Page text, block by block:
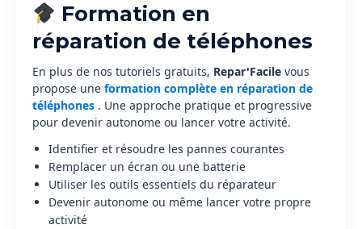
Formation en
réparation de téléphones
En plus de nos tutoriels gratuits, Repar'Facile vous
propose une formation complète en réparation de
téléphones . Une approche pratique et progressive
pour devenir autonome ou lancer votre activité.
Identifier et résoudre les pannes courantes
Remplacer un écran ou une batterie
Utiliser les outils essentiels du réparateur
Devenir autonome ou même lancer votre propre
activité